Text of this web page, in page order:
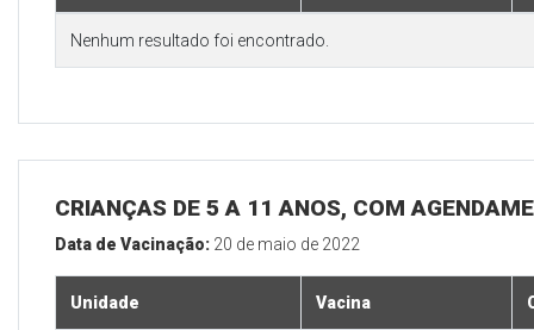
Nenhum resultado foi encontrado.
CRIANÇAS DE 5 A 11 ANOS, COM
Data de Vacinação: 20 de maio de 2022
Unidade Vacina